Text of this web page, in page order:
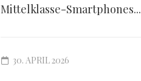
Mittelklasse-Smartphones...
30. APRIL 2026